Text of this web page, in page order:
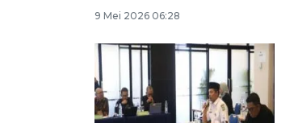
9 Mei 2026 06:28